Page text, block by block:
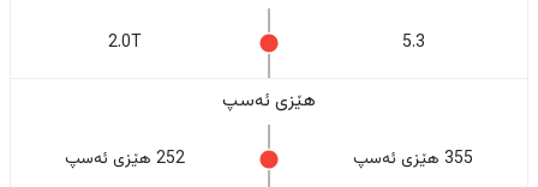
5.3
2.0T
هێزی ئەسپ
355 هێزی ئەسپ 252 هێزی ئەسپ